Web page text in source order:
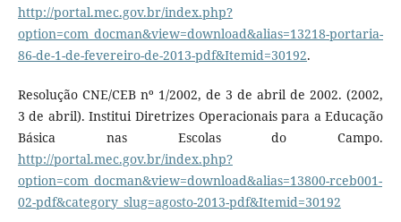
http://portal.mec.gov.br/index.php?
option=com_docman&view=download&alias=13218-portaria-
86-de-1-de-fevereiro-de-2013-pdf&Itemid=30192.
Resolução CNE/CEB nº 1/2002, de 3 de abril de 2002. (2002,
3 de abril). Institui Diretrizes Operacionais para a Educação
Básica nas Escolas do Campo.
http://portal.mec.gov.br/index.php?
option=com_docman&view=download&alias=13800-rceb001-
02-pdf&category_slug=agosto-2013-pdf&Itemid=30192